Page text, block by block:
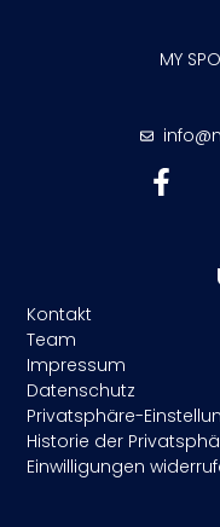
MY
Kontakt
Team
Impressum
Datenschutz
Privatsphäre-
Historie der
Einwilligungen